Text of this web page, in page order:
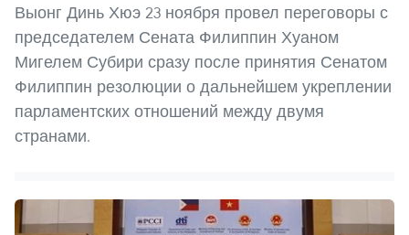
Выонг Динь Хюэ 23 ноября провел переговоры с
председателем Сената Филиппин Хуаном
Мигелем Субири сразу после принятия Сенатом
Филиппин резолюции о дальнейшем укреплении
парламентских отношений между двумя
странами.